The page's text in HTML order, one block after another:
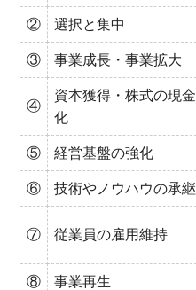
② 選択と集中
③ 事業成長・事業拡大
④
資本獲得・株式の現金
化
⑤ 経営基盤の強化
⑥ 技術やノウハウの承継
⑦ 従業員の雇用維持
⑧ 事業再生